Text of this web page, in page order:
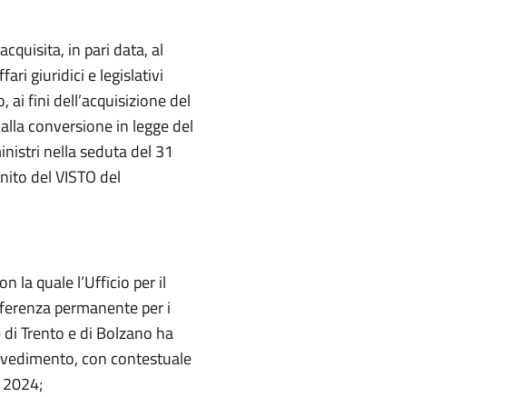
in pari data, al
giuridici e legislativi
ai fini dell’acquisizione del
conversione in legge del
nella seduta del 31
del VISTO del
la quale l’Ufficio per il
permanente per i
Trento e di Bolzano ha
con contestuale